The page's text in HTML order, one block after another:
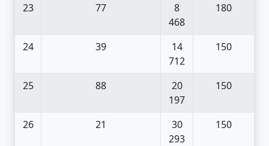
23 77
8
468
180
24 39
14
712
150
25 88
20
197
150
26 21
30
293
150